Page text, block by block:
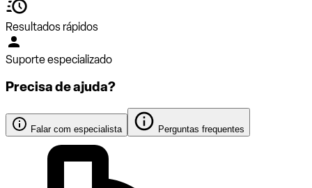
Resultados rápidos
Suporte especializado
Precisa de ajuda?
Falar com especialista Perguntas frequentes